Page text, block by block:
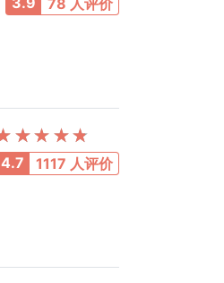
78 人评价
4.7 1117 人评价